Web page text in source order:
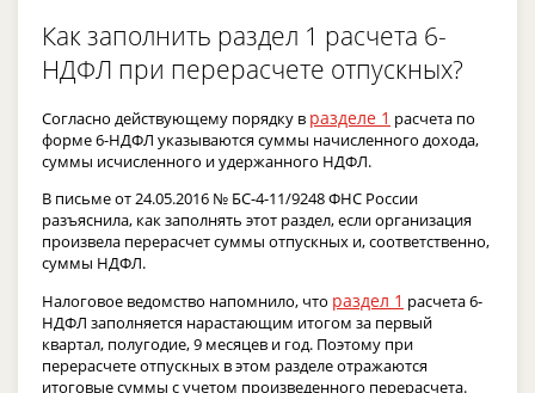
Как заполнить раздел 1 расчета 6-
НДФЛ при перерасчете отпускных?
Согласно действующему порядку в разделе 1 расчета по
форме 6-НДФЛ указываются суммы начисленного дохода,
суммы исчисленного и удержанного НДФЛ.
В письме от 24.05.2016 № БС-4-11/9248 ФНС России
разъяснила, как заполнять этот раздел, если организация
произвела перерасчет суммы отпускных и, соответственно,
суммы НДФЛ.
Налоговое ведомство напомнило, что раздел 1 расчета 6-
НДФЛ заполняется нарастающим итогом за первый
квартал, полугодие, 9 месяцев и год. Поэтому при
перерасчете отпускных в этом разделе отражаются
итоговые суммы с учетом произведенного перерасчета.